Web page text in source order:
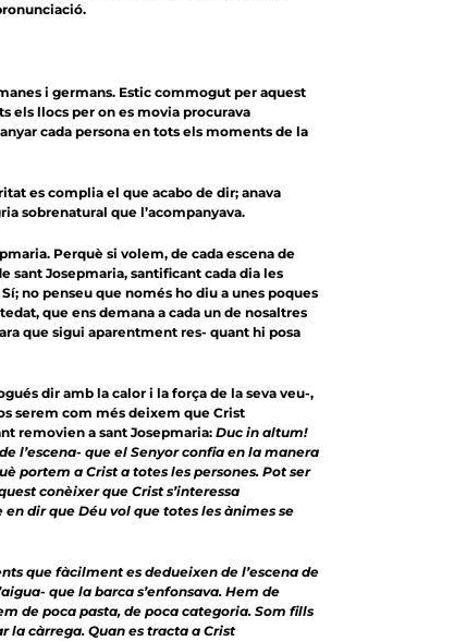
i germans. Estic commogut per aquest
els llocs per on es movia procurava
cada persona en tots els moments de la
es complia el que acabo de dir; anava
sobrenatural que l’acompanyava.
Perquè si volem, de cada escena de
sant Josepmaria, santificant cada dia les
no penseu que només ho diu a unes poques
que ens demana a cada un de nosaltres
que sigui aparentment res- quant hi posa
dir amb la calor i la força de la seva veu-,
serem com més deixem que Crist
removien a sant Josepmaria:Duc in altum!
l’escena- que el Senyor confia en la manera
portem a Crist a totes les persones. Pot ser
conèixer que Crist s’interessa
dir que Déu vol que totes les ànimes se
que fàcilment es dedueixen de l’escena de
que la barca s’enfonsava. Hem de
de poca pasta, de poca categoria. Som fills
la càrrega. Quan es tracta a Crist